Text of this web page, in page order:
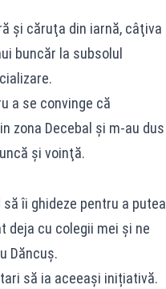
şi căruţa din iarnă, câţiva
buncăr la subsolul
a se convinge că
zona Decebal şi m-au dus
şi voinţă.
îi ghideze pentru a putea
deja cu colegii mei şi ne
Dăncuş.
să ia aceeași inițiativă.